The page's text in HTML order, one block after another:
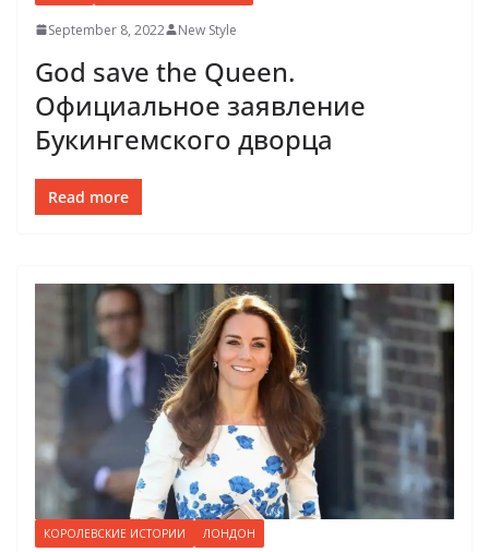
September 8, 2022 New Style
God save the Queen.
Официальное заявление
Букингемского дворца
Read more
КОРОЛЕВСКИЕ ИСТОРИИ ЛОНДОН